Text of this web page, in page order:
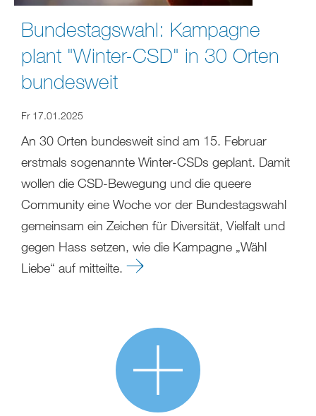
Bundestagswahl: Kampagne
plant "Winter-CSD" in 30 Orten
bundesweit
Fr 17.01.2025
An 30 Orten bundesweit sind am 15. Februar
erstmals sogenannte Winter-CSDs geplant. Damit
wollen die CSD-Bewegung und die queere
Community eine Woche vor der Bundestagswahl
gemeinsam ein Zeichen für Diversität, Vielfalt und
gegen Hass setzen, wie die Kampagne „Wähl
Liebe“ auf mitteilte.